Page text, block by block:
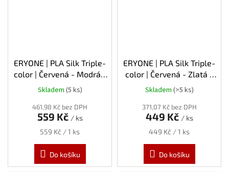
ERYONE | PLA Silk Triple-
color | Červená - Modrá -
Zelená | 1.75mm | 1kg
Skladem (5 ks)
461,98 Kč bez DPH
559 Kč / ks
Měrná
559 Kč / 1 ks
Do košíku
ERYONE | PLA Silk Triple-
color | Červená - Zlatá -
Fialová | 1.75mm | 1kg
Skladem (>5 ks)
371,07 Kč bez DPH
449 Kč / ks
Měrná
449 Kč / 1 ks
Do košíku